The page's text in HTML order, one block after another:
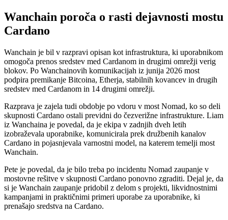
Wanchain poroča o rasti dejavnosti mostu
Cardano
Wanchain je bil v razpravi opisan kot infrastruktura, ki uporabnikom
omogoča prenos sredstev med Cardanom in drugimi omrežji verig
blokov. Po Wanchainovih komunikacijah iz junija 2026 most
podpira premikanje Bitcoina, Etherja, stabilnih kovancev in drugih
sredstev med Cardanom in 14 drugimi omrežji.
Razprava je zajela tudi obdobje po vdoru v most Nomad, ko so deli
skupnosti Cardano ostali previdni do čezverižne infrastrukture. Liam
iz Wanchaina je povedal, da je ekipa v zadnjih dveh letih
izobraževala uporabnike, komunicirala prek družbenih kanalov
Cardano in pojasnjevala varnostni model, na katerem temelji most
Wanchain.
Pete je povedal, da je bilo treba po incidentu Nomad zaupanje v
mostovne rešitve v skupnosti Cardano ponovno zgraditi. Dejal je, da
si je Wanchain zaupanje pridobil z delom s projekti, likvidnostnimi
kampanjami in praktičnimi primeri uporabe za uporabnike, ki
prenašajo sredstva na Cardano.